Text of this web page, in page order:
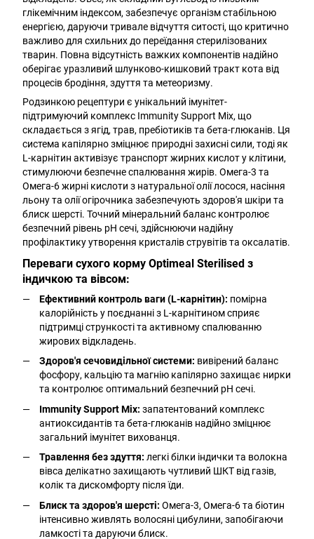
глікемічним індексом, забезпечує організм стабільною
енергією, даруючи тривале відчуття ситості, що критично
важливо для схильних до переїдання стерилізованих
тварин. Повна відсутність важких компонентів надійно
оберігає уразливий шлунково-кишковий тракт кота від
процесів бродіння, здуття та метеоризму.
Родзинкою рецептури є унікальний імунітет-
підтримуючий комплекс Immunity Support Mix, що
складається з ягід, трав, пребіотиків та бета-глюканів. Ця
система капілярно зміцнює природні захисні сили, тоді як
L-карнітин активізує транспорт жирних кислот у клітини,
стимулюючи безпечне спалювання жирів. Омега-3 та
Омега-6 жирні кислоти з натуральної олії лосося, насіння
льону та олії огірочника забезпечують здоров'я шкіри та
блиск шерсті. Точний мінеральний баланс контролює
безпечний рівень pH сечі, здійснюючи надійну
профілактику утворення кристалів струвітів та оксалатів.
Переваги сухого корму Optimeal Sterilised з
індичкою та вівсом:
Ефективний контроль ваги (L-карнітин): помірна
калорійність у поєднанні з L-карнітином сприяє
підтримці стрункості та активному спалюванню
жирових відкладень.
Здоров'я сечовидільної системи: вивірений баланс
фосфору, кальцію та магнію капілярно захищає нирки
та контролює оптимальний безпечний pH сечі.
Immunity Support Mix: запатентований комплекс
антиоксидантів та бета-глюканів надійно зміцнює
загальний імунітет вихованця.
Травлення без здуття: легкі білки індички та волокна
вівса делікатно захищають чутливий ШКТ від газів,
колік та дискомфорту після їди.
Блиск та здоров'я шерсті: Омега-3, Омега-6 та біотин
інтенсивно живлять волосяні цибулини, запобігаючи
ламкості та даруючи блиск.